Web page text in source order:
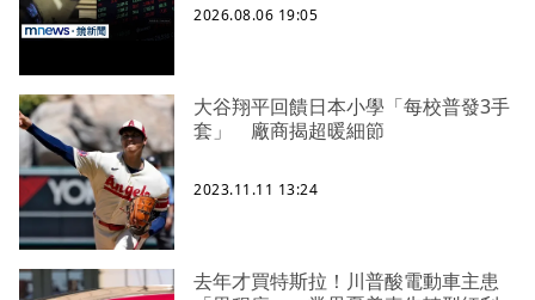
2026.08.06 19:05
大谷翔平回饋日本小學「每校普發3手
套」 廠商揭超暖細節
2023.11.11 13:24
去年才買特斯拉！川普酸電動車主患